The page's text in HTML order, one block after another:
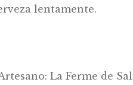
lentamente.
La Ferme de